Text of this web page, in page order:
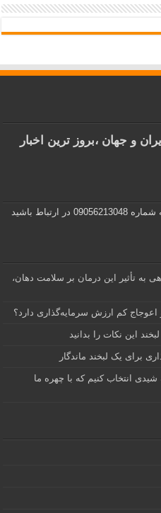
و جهان ،بروز ترین اخبار
باشید
به تأثیر این درمان بر سلامت دهان،
کم ارزش سرمایه‌گذاری دارد؟
این نکات را بدانید
برای یک لبخند ماندگار
انتخاب کنیم که با چهره ما